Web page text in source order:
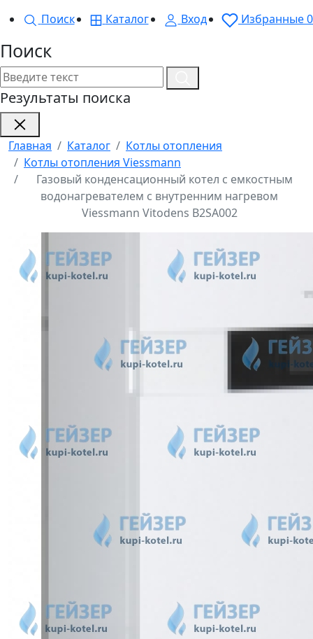
Поиск
Каталог Вход Избранные0
Поиск
Результаты поиска
Главная Каталог
Котлы отопления
Котлы отопления Viessmann
Газовый конденсационный котел с емкостным
водонагревателем с внутренним нагревом
Viessmann Vitodens B2SA002